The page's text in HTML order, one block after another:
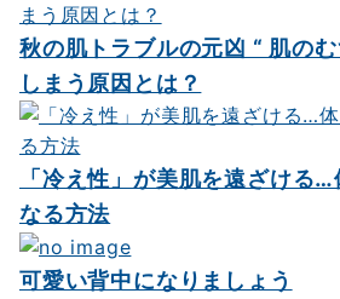
ョ
ン
秋の肌トラブルの元凶 “ 肌の
しまう原因とは？
「冷え性」が美肌を遠ざける
なる方法
可愛い背中になりましょう